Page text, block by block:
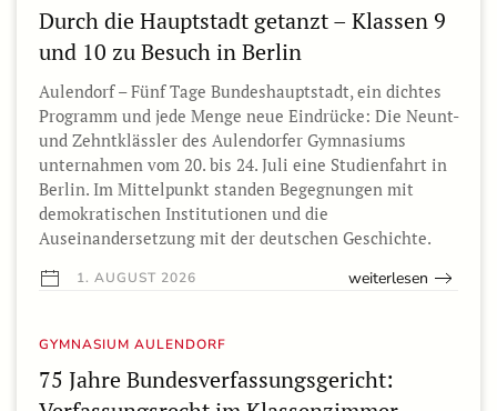
Durch die Hauptstadt getanzt – Klassen 9
und 10 zu Besuch in Berlin
Aulendorf – Fünf Tage Bundeshauptstadt, ein dichtes
Programm und jede Menge neue Eindrücke: Die Neunt-
und Zehntklässler des Aulendorfer Gymnasiums
unternahmen vom 20. bis 24. Juli eine Studienfahrt in
Berlin. Im Mittelpunkt standen Begegnungen mit
demokratischen Institutionen und die
Auseinandersetzung mit der deutschen Geschichte.
1. AUGUST 2026 weiterlesen
GYMNASIUM AULENDORF
75 Jahre Bundesverfassungsgericht: